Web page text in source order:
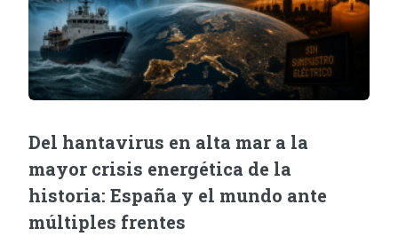
Del hantavirus en alta mar a la
mayor crisis energética de la
historia: España y el mundo ante
múltiples frentes